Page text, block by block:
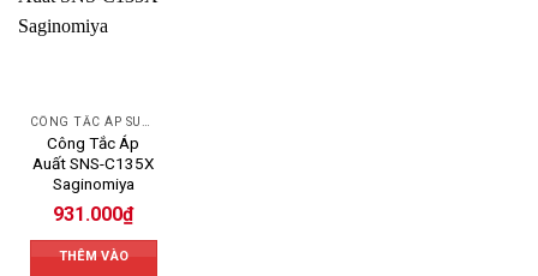
Công Tắc Áp
Auất SNS-C135X
Saginomiya
931.000₫
THÊM VÀO